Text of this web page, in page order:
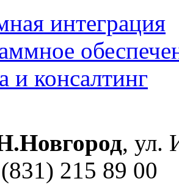
интеграция
и консалтинг
, ул.
215 89 00